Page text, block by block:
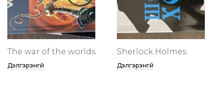
The war of the worlds
Дэлгэрэнгүй
Sherlock Holmes
Дэлгэрэнгүй